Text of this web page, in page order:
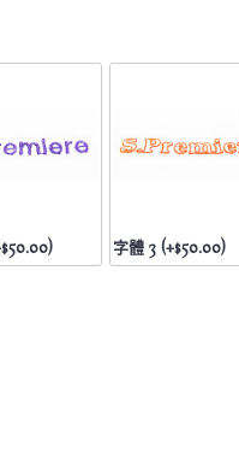
字體 3 (+$50.00)